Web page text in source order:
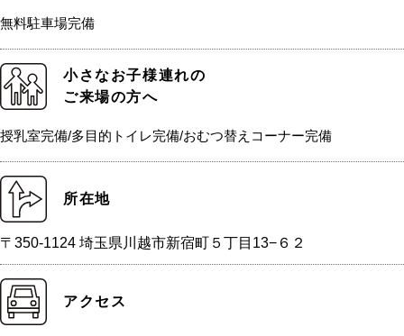
無料駐車場完備
小さなお子様連れの
ご来場の方へ
授乳室完備/多目的トイレ完備/おむつ替えコーナー完備
所在地
〒350-1124 埼玉県川越市新宿町５丁目13−６２
アクセス